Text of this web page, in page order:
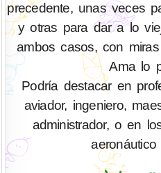
precedente, unas veces
y otras para dar a lo
ambos casos, con
Ama lo
Podría destacar en
aviador, ingeniero,
administrador, o en